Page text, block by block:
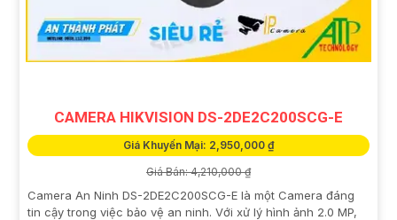
CAMERA HIKVISION DS-2DE2C200SCG-E
Giá Khuyến Mại: 2,950,000 ₫
Giá Bán: 4,210,000 ₫
Camera An Ninh DS-2DE2C200SCG-E là một Camera đáng
tin cậy trong việc bảo vệ an ninh. Với xử lý hình ảnh 2.0 MP,